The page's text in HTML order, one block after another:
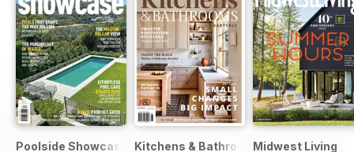
Poolside Showcase Kitchens & Bathrooms Quarterly
Midwest Living